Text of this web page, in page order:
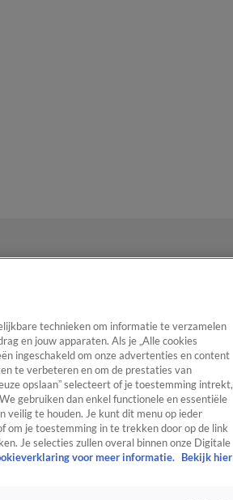
technieken om informatie te verzamelen
en jouw apparaten. Als je „Alle cookies
ingeschakeld om onze advertenties en content
te verbeteren en om de prestaties van
opslaan” selecteert of je toestemming intrekt,
gebruiken dan enkel functionele en essentiële
veilig te houden. Je kunt dit menu op ieder
om je toestemming in te trekken door op de link
Je selecties zullen overal binnen onze Digitale
voor meer informatie.
Bekijk hier